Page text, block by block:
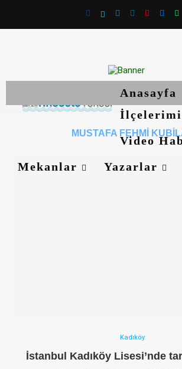
Anasayfa
Video
Mekanlar
Yazarlar
MUSTAFA FEHMI
Kadıköy
İstanbul Kadıköy Lisesi’nde